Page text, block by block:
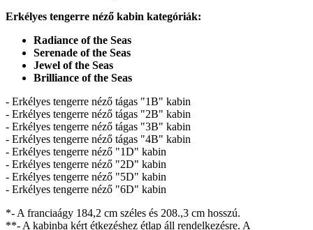
Erkélyes tengerre néző kabin kategóriák:
Radiance of the Seas
Serenade of the Seas
Jewel of the Seas
Brilliance of the Seas
- Erkélyes tengerre néző tágas "1B" kabin
- Erkélyes tengerre néző tágas "2B" kabin
- Erkélyes tengerre néző tágas "3B" kabin
- Erkélyes tengerre néző tágas "4B" kabin
- Erkélyes tengerre néző "1D" kabin
- Erkélyes tengerre néző "2D" kabin
- Erkélyes tengerre néző "5D" kabin
- Erkélyes tengerre néző "6D" kabin
*- A franciaágy 184,2 cm széles és 208.,3 cm hosszú.
**- A kabinba kért étkezéshez étlap áll rendelkezésre. A